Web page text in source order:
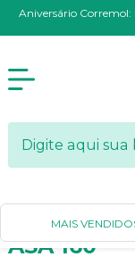
Aniversário Corremol:
Página Inicial
ASA 160
MAIS